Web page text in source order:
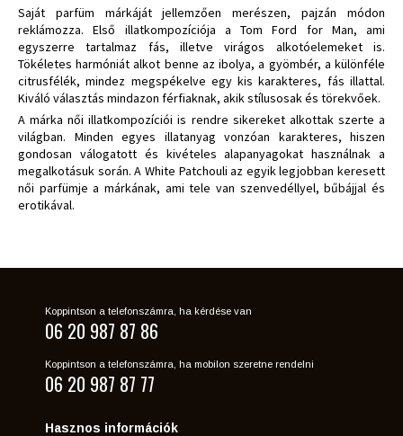
Saját parfüm márkáját jellemzően merészen, pajzán módon
reklámozza. Első illatkompozíciója a Tom Ford for Man, ami
egyszerre tartalmaz fás, illetve virágos alkotóelemeket is.
Tökéletes harmóniát alkot benne az ibolya, a gyömbér, a különféle
citrusfélék, mindez megspékelve egy kis karakteres, fás illattal.
Kiváló választás mindazon férfiaknak, akik stílusosak és törekvőek.
A márka női illatkompozíciói is rendre sikereket alkottak szerte a
világban. Minden egyes illatanyag vonzóan karakteres, hiszen
gondosan válogatott és kivételes alapanyagokat használnak a
megalkotásuk során. A White Patchouli az egyik legjobban keresett
női parfümje a márkának, ami tele van szenvedéllyel, bűbájjal és
erotikával.
Koppintson a telefonszámra, ha kérdése van
06 20 987 87 86
Koppintson a telefonszámra, ha mobilon szeretne rendelni
06 20 987 87 77
Hasznos információk